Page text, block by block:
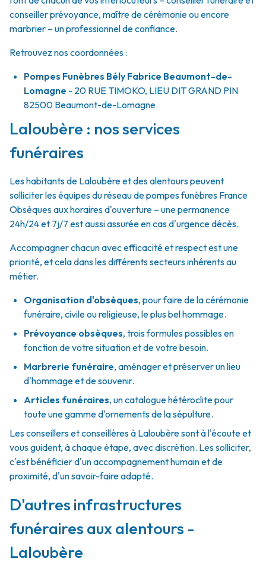
conseiller prévoyance, maître de cérémonie ou encore
marbrier – un professionnel de confiance.
Retrouvez nos coordonnées :
Pompes Funèbres Bély Fabrice Beaumont-de-
Lomagne - 20 RUE TIMOKO, LIEU DIT GRAND PIN
82500 Beaumont-de-Lomagne
Laloubère : nos services
funéraires
Les habitants de Laloubère et des alentours peuvent
solliciter les équipes du réseau de pompes funèbres France
Obsèques aux horaires d'ouverture – une permanence
24h/24 et 7j/7 est aussi assurée en cas d'urgence décès.
Accompagner chacun avec efficacité et respect est une
priorité, et cela dans les différents secteurs inhérents au
métier.
Organisation d'obsèques, pour faire de la cérémonie
funéraire, civile ou religieuse, le plus bel hommage.
Prévoyance obsèques, trois formules possibles en
fonction de votre situation et de votre besoin.
Marbrerie funéraire, aménager et préserver un lieu
d'hommage et de souvenir.
Articles funéraires, un catalogue hétéroclite pour
toute une gamme d'ornements de la sépulture.
Les conseillers et conseillères à Laloubère sont à l'écoute et
vous guident, à chaque étape, avec discrétion. Les solliciter,
c'est bénéficier d'un accompagnement humain et de
proximité, d'un savoir-faire adapté.
D'autres infrastructures
funéraires aux alentours -
Laloubère